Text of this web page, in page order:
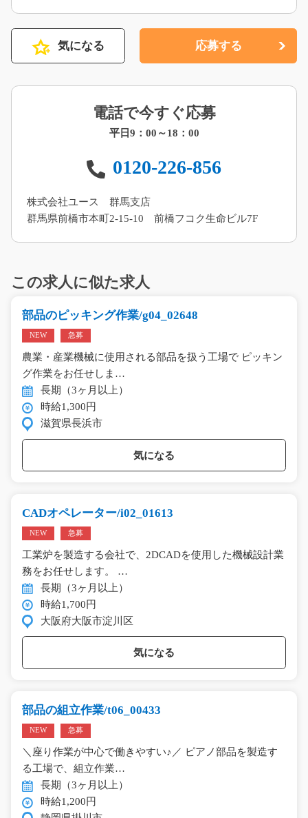
気になる 応募する
電話で今すぐ応募
平日9：00～18：00
0120-226-856
株式会社ユース 群馬支店
群馬県前橋市本町2-15-10 前橋フコク生命ビル7F
この求人に似た求人
部品のピッキング作業/g04_02648
NEW 急募
農業・産業機械に使用される部品を扱う工場で ピッキン
グ作業をお任せしま…
長期（3ヶ月以上）
時給1,300円
滋賀県長浜市
気になる
CADオペレーター/i02_01613
NEW 急募
工業炉を製造する会社で、2DCADを使用した機械設計業
務をお任せします。 …
長期（3ヶ月以上）
時給1,700円
大阪府大阪市淀川区
気になる
部品の組立作業/t06_00433
NEW 急募
＼座り作業が中心で働きやすい♪／ ピアノ部品を製造す
る工場で、組立作業…
長期（3ヶ月以上）
時給1,200円